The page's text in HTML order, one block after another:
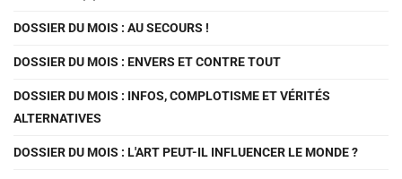
DOSSIER DU MOIS : AU SECOURS !
DOSSIER DU MOIS : ENVERS ET CONTRE TOUT
DOSSIER DU MOIS : INFOS, COMPLOTISME ET VÉRITÉS
ALTERNATIVES
DOSSIER DU MOIS : L'ART PEUT-IL INFLUENCER LE MONDE ?